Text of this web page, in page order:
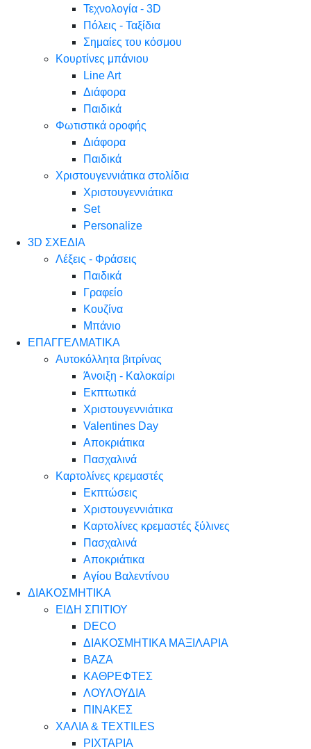
Τεχνολογία - 3D
Πόλεις - Ταξίδια
Σημαίες του κόσμου
Κουρτίνες μπάνιου
Line Art
Διάφορα
Παιδικά
Φωτιστικά οροφής
Διάφορα
Παιδικά
Χριστουγεννιάτικα στολίδια
Χριστουγεννιάτικα
Set
Personalize
3D ΣΧΕΔΙΑ
Λέξεις - Φράσεις
Παιδικά
Γραφείο
Κουζίνα
Μπάνιο
ΕΠΑΓΓΕΛΜΑΤΙΚΑ
Αυτοκόλλητα βιτρίνας
Άνοιξη - Καλοκαίρι
Εκπτωτικά
Χριστουγεννιάτικα
Valentines Day
Αποκριάτικα
Πασχαλινά
Καρτολίνες κρεμαστές
Εκπτώσεις
Χριστουγεννιάτικα
Καρτολίνες κρεμαστές ξύλινες
Πασχαλινά
Αποκριάτικα
Αγίου Βαλεντίνου
ΔΙΑΚΟΣΜΗΤΙΚΑ
ΕΙΔΗ ΣΠΙΤΙΟΥ
DECO
ΔΙΑΚΟΣΜΗΤΙΚΑ ΜΑΞΙΛΑΡΙΑ
ΒΑΖΑ
ΚΑΘΡΕΦΤΕΣ
ΛΟΥΛΟΥΔΙΑ
ΠΙΝΑΚΕΣ
ΧΑΛΙΑ & TEXTILES
ΡΙΧΤΑΡΙΑ